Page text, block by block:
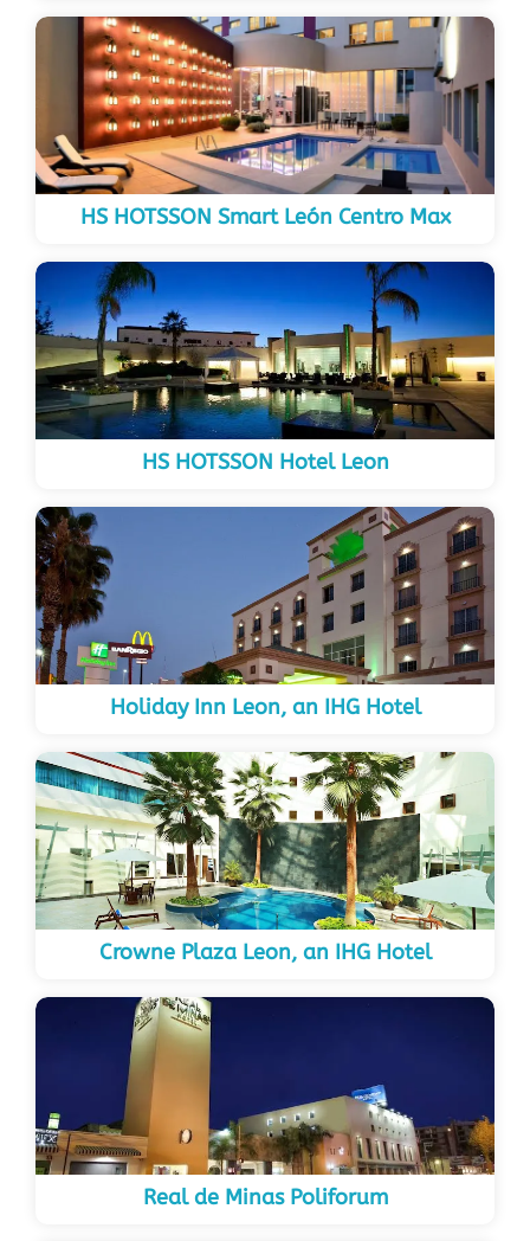
HS HOTSSON Smart León Centro Max
HS HOTSSON Hotel Leon
Holiday Inn Leon, an IHG Hotel
Crowne Plaza Leon, an IHG Hotel
Real de Minas Poliforum